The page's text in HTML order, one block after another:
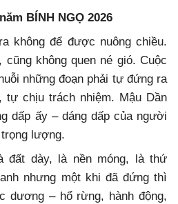
BÍNH NGỌ 2026
không để được nuông chiều.
không quen né gió. Cuộc
những đoạn phải tự đứng ra
chịu trách nhiệm. Mậu Dần
dấp ấy – dáng dấp của người
lượng.
đất dày, là nền móng, là thứ
nhưng một khi đã đứng thì
dương – hổ rừng, hành động,